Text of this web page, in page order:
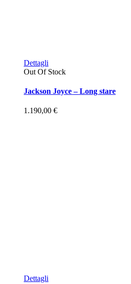
Dettagli
Out Of Stock
Jackson Joyce – Long stare
1.190,00 €
Dettagli